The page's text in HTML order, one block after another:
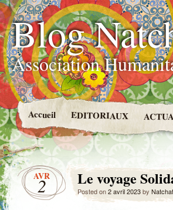
Blog
Association
Accueil EDITORIAUX
AVR
2 Le voyage
Posted on2 avril 2023by